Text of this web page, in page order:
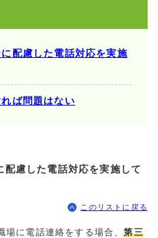
配慮した電話対応を実施
ば問題はない
慮した電話対応を実施して
このリストに戻る
場に電話連絡をする場合、第三